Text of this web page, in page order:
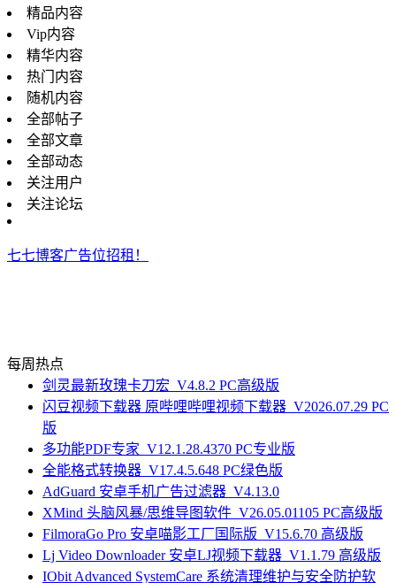
精品内容
Vip内容
精华内容
热门内容
随机内容
全部帖子
全部文章
全部动态
关注用户
关注论坛
七七博客广告位招租！
每周热点
剑灵最新玫瑰卡刀宏_V4.8.2 PC高级版
闪豆视频下载器 原哔哩哔哩视频下载器_V2026.07.29 PC
版
多功能PDF专家_V12.1.28.4370 PC专业版
全能格式转换器_V17.4.5.648 PC绿色版
AdGuard 安卓手机广告过滤器_V4.13.0
XMind 头脑风暴/思维导图软件_V26.05.01105 PC高级版
FilmoraGo Pro 安卓喵影工厂国际版_V15.6.70 高级版
Lj Video Downloader 安卓LJ视频下载器_V1.1.79 高级版
IObit Advanced SystemCare 系统清理维护与安全防护软